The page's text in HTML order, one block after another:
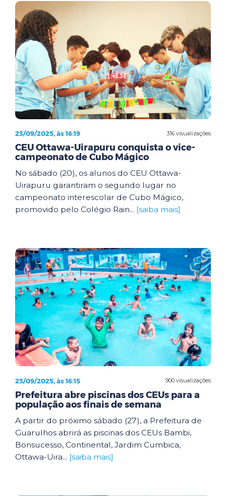
316 visualizações
23/09/2025, às 16:19
CEU Ottawa-Uirapuru conquista o vice-
campeonato de Cubo Mágico
No sábado (20), os alunos do CEU Ottawa-
Uirapuru garantiram o segundo lugar no
campeonato interescolar de Cubo Mágico,
promovido pelo Colégio Rain... [saiba mais]
900 visualizações
23/09/2025, às 16:15
Prefeitura abre piscinas dos CEUs para a
população aos finais de semana
A partir do próximo sábado (27), a Prefeitura de
Guarulhos abrirá as piscinas dos CEUs Bambi,
Bonsucesso, Continental, Jardim Cumbica,
Ottawa-Uira... [saiba mais]